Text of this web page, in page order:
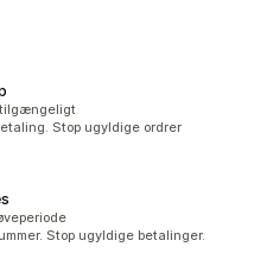
tilgængeligt
Stop ugyldige ordrer
Stop ugyldige betalinger.